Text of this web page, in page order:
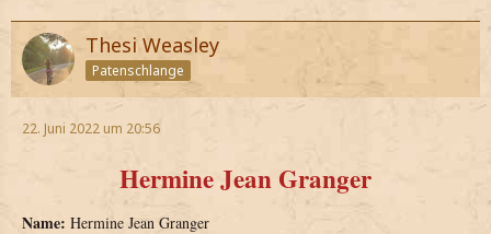
Thesi Weasley
Patenschlange
22. Juni 2022 um 20:56
Hermine Jean Granger
Name: Hermine Jean Granger